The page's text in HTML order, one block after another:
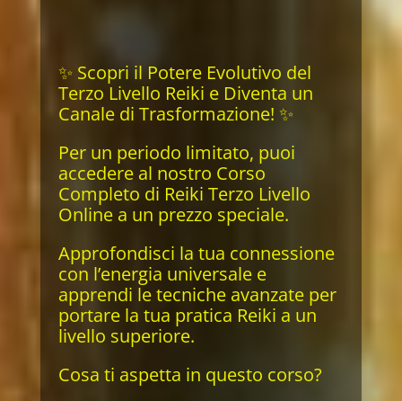
✨ Scopri il Potere Evolutivo del
Terzo Livello Reiki e Diventa un
Canale di Trasformazione! ✨
Per un periodo limitato, puoi
accedere al nostro Corso
Completo di Reiki Terzo Livello
Online a un prezzo speciale.
Approfondisci la tua connessione
con l’energia universale e
apprendi le tecniche avanzate per
portare la tua pratica Reiki a un
livello superiore.
Cosa ti aspetta in questo corso?